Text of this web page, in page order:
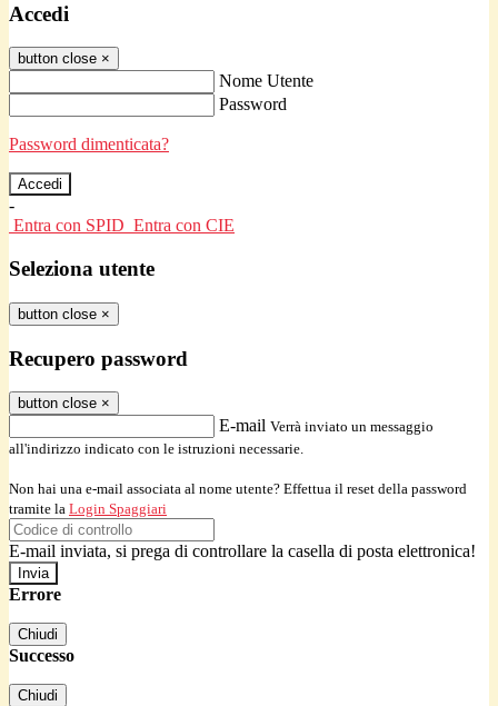
Accedi
button close ×
Nome Utente
Password
Password dimenticata?
-
Entra con SPID Entra con CIE
Seleziona utente
button close ×
Recupero password
button close ×
E-mail Verrà inviato un messaggio
all'indirizzo indicato con le istruzioni necessarie.
Non hai una e-mail associata al nome utente? Effettua il reset della password
tramite la Login Spaggiari
E-mail inviata, si prega di controllare la casella di posta elettronica!
Errore
Chiudi
Successo
Chiudi